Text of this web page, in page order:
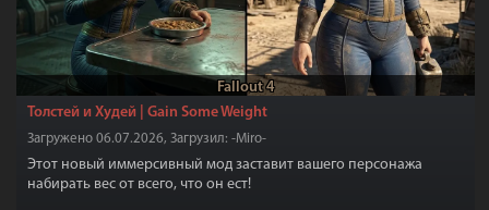
Fallout 4
Толстей и Худей | Gain Some Weight
Загружено 06.07.2026, Загрузил: -Miro-
Этот новый иммерсивный мод заставит вашего персонажа
набирать вес от всего, что он ест!